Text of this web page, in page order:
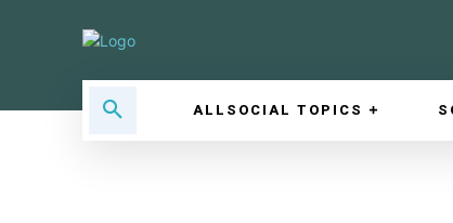
ALLSOCIAL TOPICS